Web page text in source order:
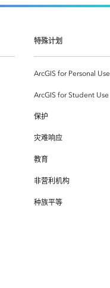
特殊计划
ArcGIS for Personal Use
ArcGIS for Student Use
保护
灾难响应
教育
非营利机构
种族平等